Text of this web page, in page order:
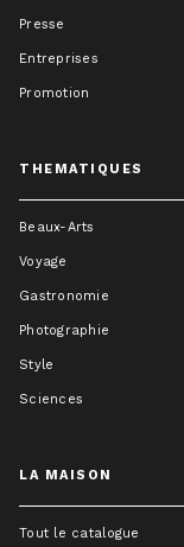
Presse
Entreprises
Promotion
THEMATIQUES
Beaux-Arts
Voyage
Gastronomie
Photographie
Style
Sciences
LA MAISON
Tout le catalogue